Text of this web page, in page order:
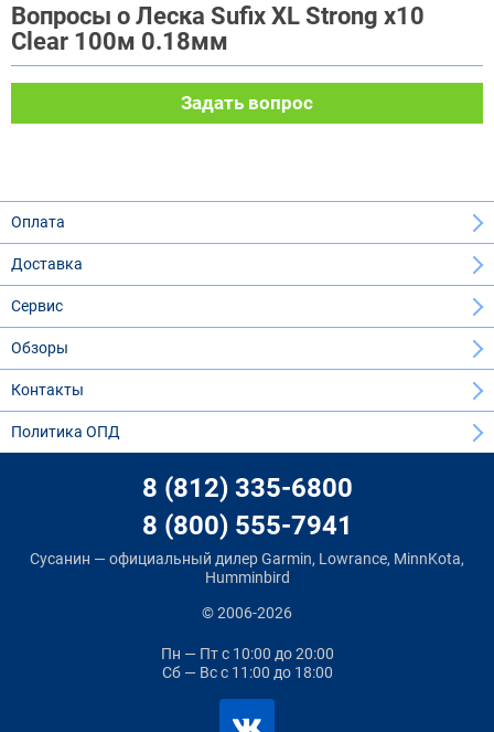
Вопросы о Леска Sufix XL Strong x10
Clear 100м 0.18мм
Задать вопрос
Оплата
Доставка
Сервис
Обзоры
Контакты
Политика ОПД
8 (812) 335-6800
8 (800) 555-7941
Сусанин — официальный дилер Garmin, Lowrance, MinnKota,
Humminbird
© 2006-2026
Пн — Птс 10:00 до 20:00
Сб — Всс 11:00 до 18:00